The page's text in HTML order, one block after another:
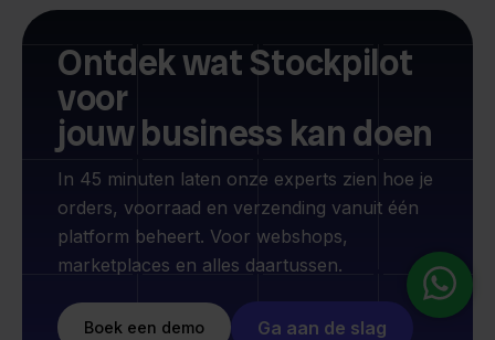
Ontdek wat Stockpilot
voor
jouw business kan doen
In 45 minuten laten onze experts zien hoe je
orders, voorraad en verzending vanuit één
platform beheert. Voor webshops,
marketplaces en alles daartussen.
Boek een demo Ga aan de slag